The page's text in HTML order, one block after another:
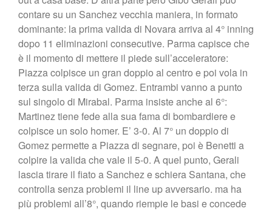
contare su un Sanchez vecchia maniera, in formato
dominante: la prima valida di Novara arriva al 4° inning
dopo 11 eliminazioni consecutive. Parma capisce che
è il momento di mettere il piede sull’acceleratore:
Piazza colpisce un gran doppio al centro e poi vola in
terza sulla valida di Gomez. Entrambi vanno a punto
sul singolo di Mirabal. Parma insiste anche al 6°:
Martinez tiene fede alla sua fama di bombardiere e
colpisce un solo homer. E’ 3-0. Al 7° un doppio di
Gomez permette a Piazza di segnare, poi è Benetti a
colpire la valida che vale il 5-0. A quel punto, Gerali
lascia tirare il fiato a Sanchez e schiera Santana, che
controlla senza problemi il line up avversario. ma ha
più problemi all’8°, quando riempie le basi e concede